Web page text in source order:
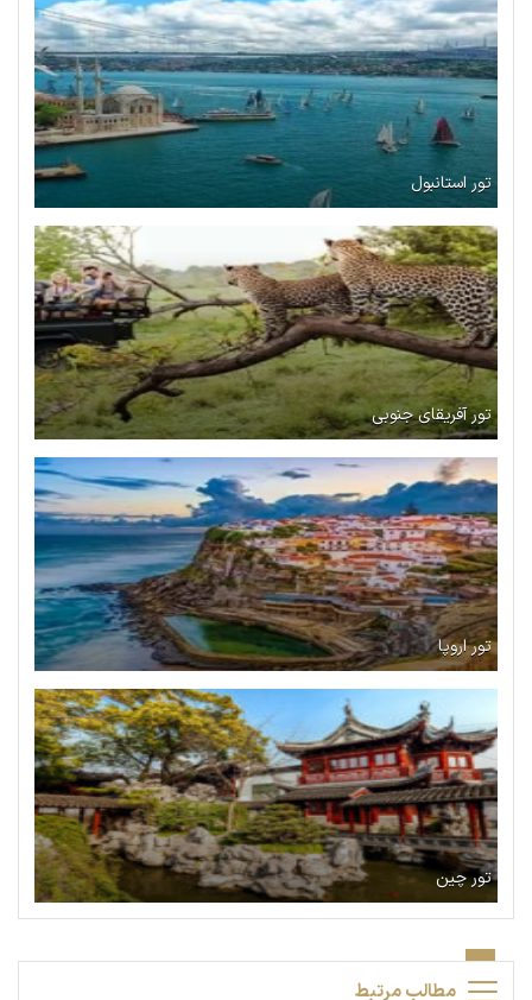
تور استانبول
تور آفریقای جنوبی
تور اروپا
تور چین
مطالب مرتبط